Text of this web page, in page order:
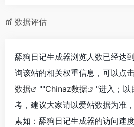
数据评估
舔狗日记生成器浏览人数已经达
询该站的相关权重信息，可以点
数据
""Chinaz数据
"进入；以
考，建议大家请以爱站数据为准
素如：舔狗日记生成器的访问速